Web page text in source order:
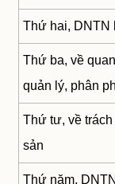
Thứ hai, DNTN
Thứ ba, về
quản lý, phân
Thứ tư, về
sản
Thứ năm,